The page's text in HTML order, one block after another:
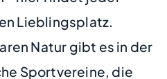
Lieblingsplatz.
Natur gibt es in der
Sportvereine, die